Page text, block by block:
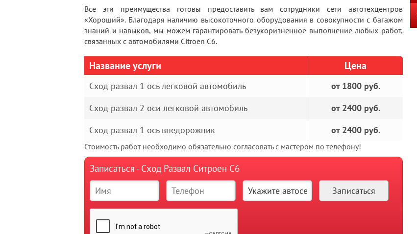
Все эти преимущества готовы предоставить вам сотрудники сети автотехцентров
«Хороший». Благодаря наличию высокоточного оборудования в совокупности с багажом
знаний и навыков, мы можем гарантировать безукоризненное выполнение любых работ,
связанных с автомобилями Citroen C6.
Название услуги Цена
Сход развал 1 ось легковой автомобиль
от 1800 руб.
Сход развал 2 оси легковой автомобиль
от 2400 руб.
Сход развал 1 ось внедорожник
от 2400 руб.
Стоимость работ необходимо обязательно согласовать с мастером по телефону!
Записаться - Сход Развал Ситроен С6